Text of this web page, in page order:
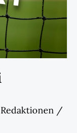
Redaktionen /